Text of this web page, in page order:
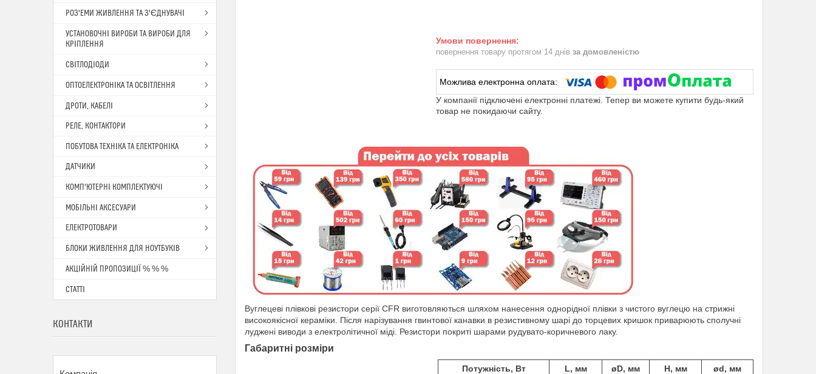
повернення товару протягом 14 днів за домовленістю
У компанії підключені електронні платежі. Тепер ви можете купити будь-який
товар не покидаючи сайту.
Вуглецеві плівкові резистори серії CFR виготовляються шляхом нанесення однорідної плівки з чистого вуглецю на стрижні
високоякісної кераміки. Після нарізування гвинтової канавки в резистивному шарі до торцевих кришок приварюють сполучні
луджені виводи з електролітичної міді. Резистори покриті шарами рудувато-коричневого лаку.
Габаритні розміри
Потужність, Вт L, мм øD, мм H, мм
ød, мм
РОЗ'ЕМИ ЖИВЛЕННЯ ТА З'ЄДНУВАЧІ
УСТАНОВОЧНІ ВИРОБИ ТА ВИРОБИ ДЛЯ
КРІПЛЕННЯ
СВІТЛОДІОДИ
ОПТОЕЛЕКТРОНІКА ТА ОСВІТЛЕННЯ
ДРОТИ, КАБЕЛІ
РЕЛЕ, КОНТАКТОРИ
ПОБУТОВА ТЕХНІКА ТА ЕЛЕКТРОНІКА
ДАТЧИКИ
КОМП'ЮТЕРНІ КОМПЛЕКТУЮЧІ
МОБІЛЬНІ АКСЕСУАРИ
ЕЛЕКТРОТОВАРИ
БЛОКИ ЖИВЛЕННЯ ДЛЯ НОУТБУКІВ
АКЦІЙНІЙ ПРОПОЗИЦІЇ % % %
СТАТТІ
КОНТАКТИ